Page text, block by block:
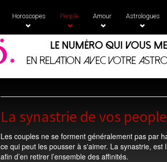
Horoscopes People Amour Astrologues
Le numéro qui vous
en relation avec votre
La synastrie de vos
Les couples ne se forment généralement pas par
ce qui peut les pousser à s'aimer. La synastrie,
afin d’en retirer l’ensemble des affinités.